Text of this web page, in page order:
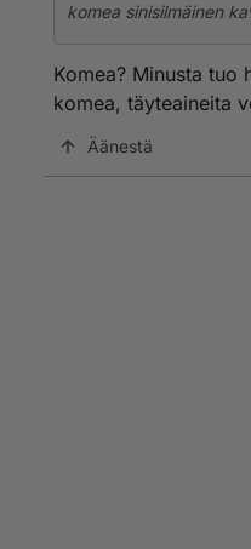
komea sinisilmäinen
Komea? Minusta tuo
komea, täyteaineita
Äänestä